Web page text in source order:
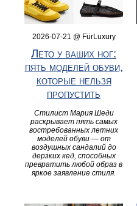
2026-07-21 @ FürLuxury
Лето у ваших ног:
пять моделей обуви,
которые нельзя
пропустить
Стилист Мария Шеди
раскрывает пять самых
востребованных летних
моделей обуви — от
воздушных сандалий до
дерзких кед, способных
превратить любой образ в
яркое заявление стиля.